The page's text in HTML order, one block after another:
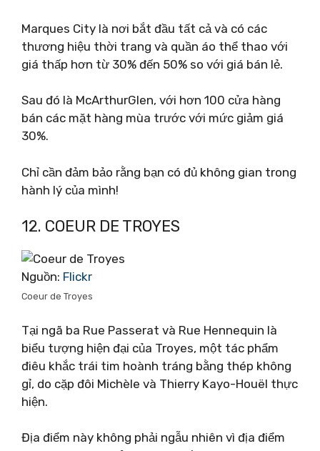
Marques City là nơi bắt đầu tất cả và có các
thương hiệu thời trang và quần áo thể thao với
giá thấp hơn từ 30% đến 50% so với giá bán lẻ.
Sau đó là McArthurGlen, với hơn 100 cửa hàng
bán các mặt hàng mùa trước với mức giảm giá
30%.
Chỉ cần đảm bảo rằng bạn có đủ không gian trong
hành lý của mình!
12. COEUR DE TROYES
Nguồn: Flickr
Coeur de Troyes
Tại ngã ba Rue Passerat và Rue Hennequin là
biểu tượng hiện đại của Troyes, một tác phẩm
điêu khắc trái tim hoành tráng bằng thép không
gỉ, do cặp đôi Michèle và Thierry Kayo-Houël thực
hiện.
Địa điểm này không phải ngẫu nhiên vì địa điểm